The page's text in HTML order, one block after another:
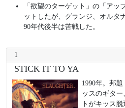
「欲望のターゲット」の「アッ
ットしたが、グランジ、オルタ
90年代後半は苦戦した。
1
STICK IT TO YA
1990年。邦
ッスのギタ
トがキッス